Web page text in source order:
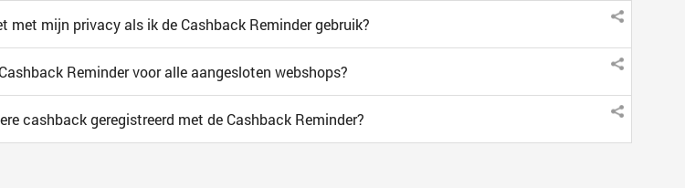
met mijn privacy als ik de Cashback Reminder gebruik?
Reminder voor alle aangesloten webshops?
cashback geregistreerd met de Cashback Reminder?